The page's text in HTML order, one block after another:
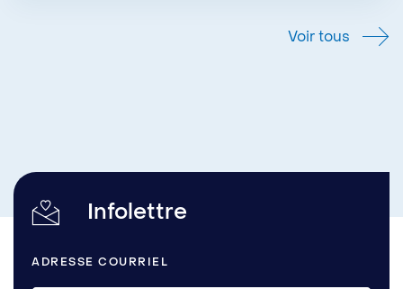
Voir tous
Infolettre
ADRESSE COURRIEL